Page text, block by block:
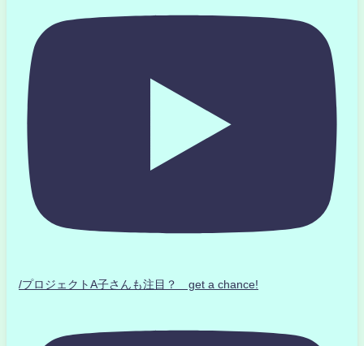
/プロジェクトA子さんも注目？ get a chance!